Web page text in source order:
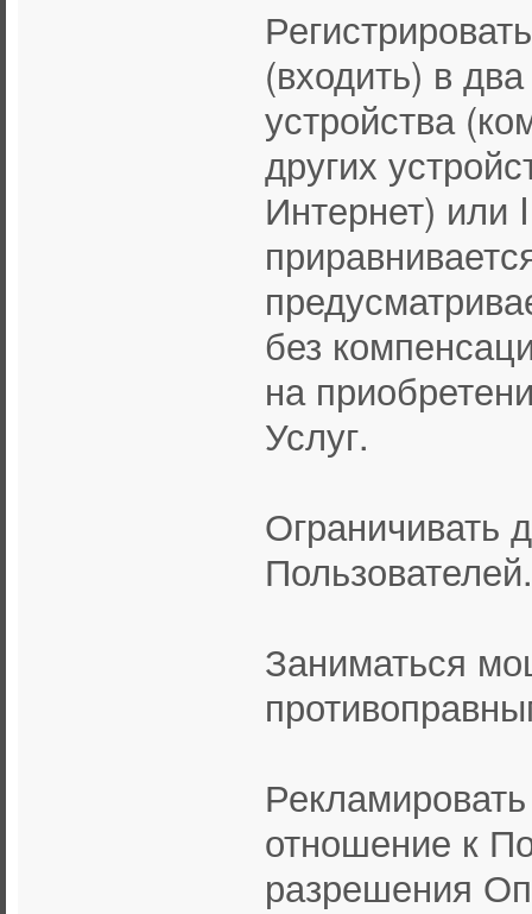
(входить) в
устройства
других
Интернет) или
без
на
Услуг.
Ограничивать
Пользователей.
Заниматься
отношение к
разрешения